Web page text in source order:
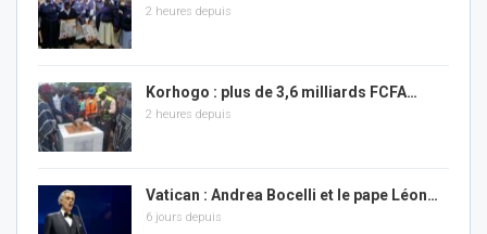
2 heures depuis
Korhogo : plus de 3,6 milliards FCFA…
2 heures depuis
Vatican : Andrea Bocelli et le pape Léon…
6 jours depuis